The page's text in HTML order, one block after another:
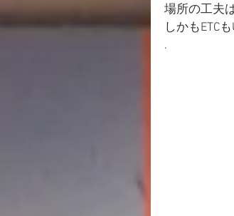
場所の工夫
しかもETC
.